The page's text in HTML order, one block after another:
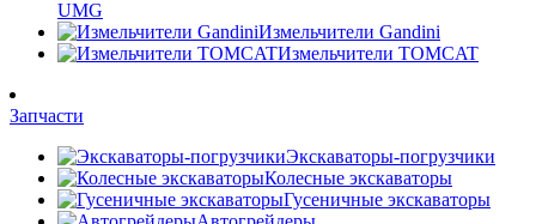
UMG
Измельчители Gandini
Измельчители TOMCAT
Запчасти
Экскаваторы-погрузчики
Колесные экскаваторы
Гусеничные экскаваторы